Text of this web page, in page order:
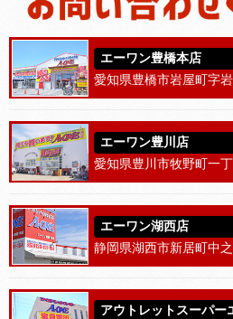
エーワン豊橋本店
愛知県豊橋市岩屋町字
エーワン豊川店
愛知県豊川市牧野町一
エーワン湖西店
静岡県湖西市新居町中
アウトレットスーパー